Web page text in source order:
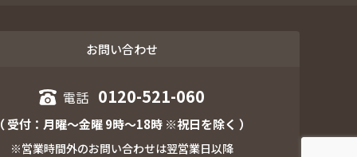
お問い合わせ
0120-521-060
（ 受付：月曜～金曜 9時～18時 ※祝日を除く ）
※営業時間外のお問い合わせは翌営業日以降